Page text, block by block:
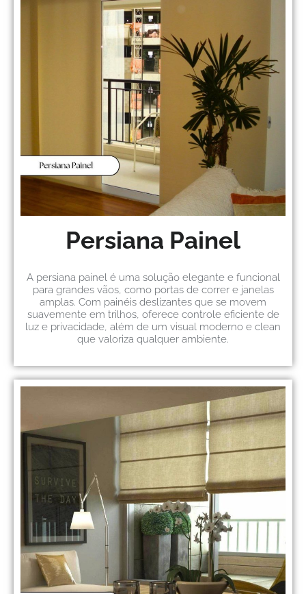
Persiana Painel
A persiana painel é uma solução elegante e funcional
para grandes vãos, como portas de correr e janelas
amplas. Com painéis deslizantes que se movem
suavemente em trilhos, oferece controle eficiente de
luz e privacidade, além de um visual moderno e clean
que valoriza qualquer ambiente.